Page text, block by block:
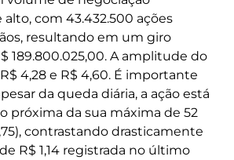
com 43.432.500 ações
resultando em um giro
189.800.025,00. A amplitude do
4,28 e R$ 4,60. É importante
da queda diária, a ação está
próxima da sua máxima de 52
contrastando drasticamente
R$ 1,14 registrada no último